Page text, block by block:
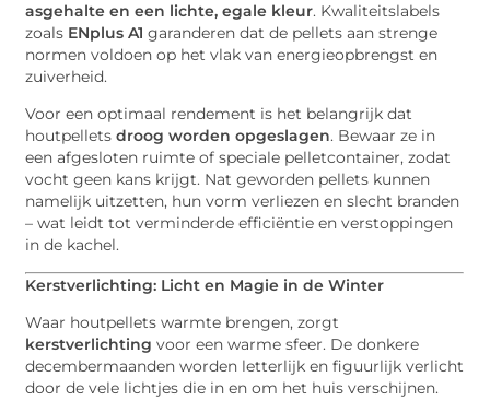
asgehalte en een lichte, egale kleur. Kwaliteitslabels
zoals ENplus A1 garanderen dat de pellets aan strenge
normen voldoen op het vlak van energieopbrengst en
zuiverheid.
Voor een optimaal rendement is het belangrijk dat
houtpelletsdroog worden opgeslagen. Bewaar ze in
een afgesloten ruimte of speciale pelletcontainer, zodat
vocht geen kans krijgt. Nat geworden pellets kunnen
namelijk uitzetten, hun vorm verliezen en slecht branden
– wat leidt tot verminderde efficiëntie en verstoppingen
in de kachel.
Kerstverlichting: Licht en Magie in de Winter
Waar houtpellets warmte brengen, zorgt
kerstverlichting voor een warme sfeer. De donkere
decembermaanden worden letterlijk en figuurlijk verlicht
door de vele lichtjes die in en om het huis verschijnen.